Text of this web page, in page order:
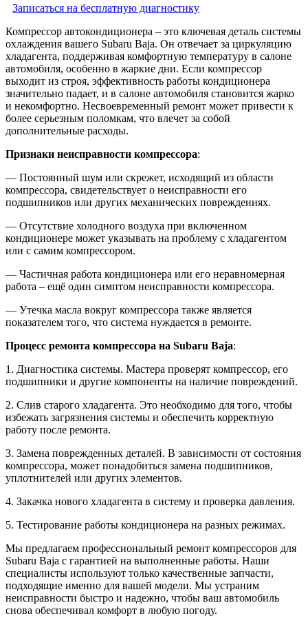
Записаться на бесплатную диагностику
Компрессор автокондиционера – это ключевая деталь системы
охлаждения вашего Subaru Baja. Он отвечает за циркуляцию
хладагента, поддерживая комфортную температуру в салоне
автомобиля, особенно в жаркие дни. Если компрессор
выходит из строя, эффективность работы кондиционера
значительно падает, и в салоне автомобиля становится жарко
и некомфортно. Несвоевременный ремонт может привести к
более серьезным поломкам, что влечет за собой
дополнительные расходы.
Признаки неисправности компрессора:
— Постоянный шум или скрежет, исходящий из области
компрессора, свидетельствует о неисправности его
подшипников или других механических повреждениях.
— Отсутствие холодного воздуха при включенном
кондиционере может указывать на проблему с хладагентом
или с самим компрессором.
— Частичная работа кондиционера или его неравномерная
работа – ещё один симптом неисправности компрессора.
— Утечка масла вокруг компрессора также является
показателем того, что система нуждается в ремонте.
Процесс ремонта компрессора на Subaru Baja:
1. Диагностика системы. Мастера проверят компрессор, его
подшипники и другие компоненты на наличие повреждений.
2. Слив старого хладагента. Это необходимо для того, чтобы
избежать загрязнения системы и обеспечить корректную
работу после ремонта.
3. Замена поврежденных деталей. В зависимости от состояния
компрессора, может понадобиться замена подшипников,
уплотнителей или других элементов.
4. Закачка нового хладагента в систему и проверка давления.
5. Тестирование работы кондиционера на разных режимах.
Мы предлагаем профессиональный ремонт компрессоров для
Subaru Baja с гарантией на выполненные работы. Наши
специалисты используют только качественные запчасти,
подходящие именно для вашей модели. Мы устраним
неисправности быстро и надежно, чтобы ваш автомобиль
снова обеспечивал комфорт в любую погоду.